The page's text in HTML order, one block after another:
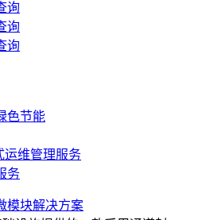
询
询
询
色节能
运维管理服务
务
模块解决方案